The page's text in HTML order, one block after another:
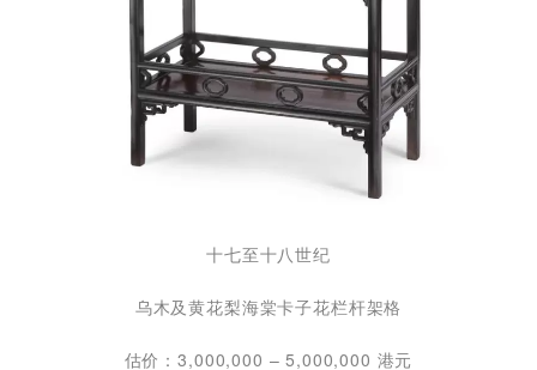
十七至十八世纪
乌木及黄花梨海棠卡子花栏杆架格
估价：3,000,000 – 5,000,000 港元